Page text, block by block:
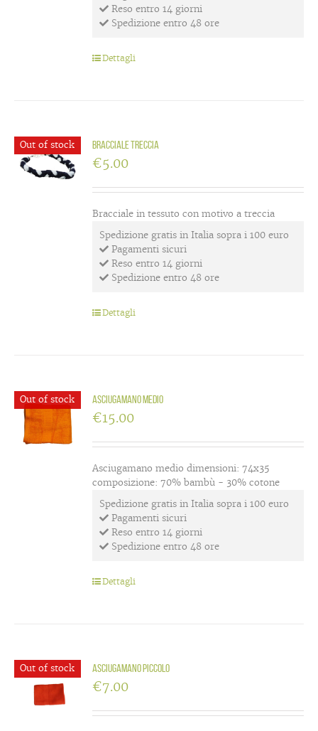
Reso entro 14 giorni
Spedizione entro 48 ore
Dettagli
Out of stock Bracciale treccia
€5.00
Bracciale in tessuto con motivo a treccia
Spedizione gratis in Italia sopra i 100 euro
Pagamenti sicuri
Reso entro 14 giorni
Spedizione entro 48 ore
Dettagli
Out of stock Asciugamano medio
€15.00
Asciugamano medio dimensioni: 74x35
composizione: 70% bambù - 30% cotone
Spedizione gratis in Italia sopra i 100 euro
Pagamenti sicuri
Reso entro 14 giorni
Spedizione entro 48 ore
Dettagli
Out of stock Asciugamano piccolo
€7.00